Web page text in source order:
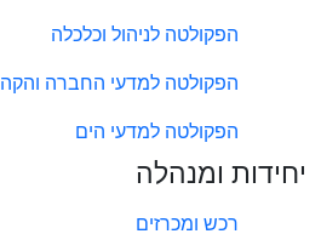
הפקולטה לניהול וכלכלה
הפקולטה למדעי החברה
הפקולטה למדעי הים
יחידות ומנהלה
רכש ומכרזים